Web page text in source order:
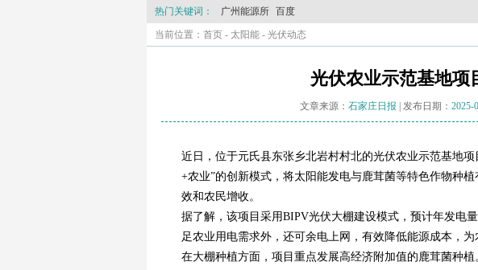
热门关键词： 广州能源所 百度
当前位置： 首页 - 太阳能 - 光伏动态
光伏农业示范基地项
文章来源： 石家庄日报 | 发布日期： 2025-
近日，位于元氏县东张乡北岩村村北的光伏农业示范基地
+农业”的创新模式，将太阳能发电与鹿茸菌等特色作物种
效和农民增收。
据了解，该项目采用BIPV光伏大棚建设模式，预计年发电
足农业用电需求外，还可余电上网，有效降低能源成本，为
在大棚种植方面，项目重点发展高经济附加值的鹿茸菌种